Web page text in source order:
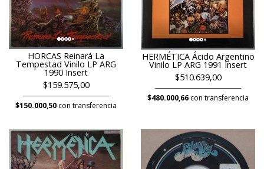
HORCAS Reinará La
Tempestad Vinilo LP ARG
1990 Insert
$159.575,00
$150.000,50 con transferencia
HERMÉTICA Ácido Argentino
Vinilo LP ARG 1991 Insert
$510.639,00
$480.000,66 con transferencia